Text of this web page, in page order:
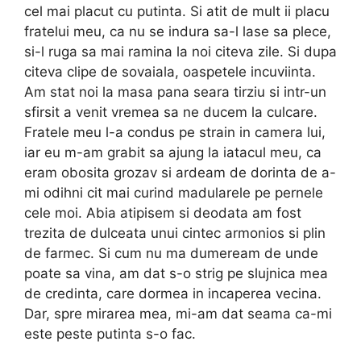
cel mai placut cu putinta. Si atit de mult ii placu
fratelui meu, ca nu se indura sa-l lase sa plece,
si-l ruga sa mai ramina la noi citeva zile. Si dupa
citeva clipe de sovaiala, oaspetele incuviinta.
Am stat noi la masa pana seara tirziu si intr-un
sfirsit a venit vremea sa ne ducem la culcare.
Fratele meu l-a condus pe strain in camera lui,
iar eu m-am grabit sa ajung la iatacul meu, ca
eram obosita grozav si ardeam de dorinta de a-
mi odihni cit mai curind ma­dularele pe pernele
cele moi. Abia atipisem si deodata am fost
trezita de dulceata unui cintec armonios si plin
de farmec. Si cum nu ma dumeream de unde
poate sa vina, am dat s-o strig pe slujnica mea
de credinta, care dormea in incaperea vecina.
Dar, spre mirarea mea, mi-am dat seama ca-mi
este peste putinta s-o fac.